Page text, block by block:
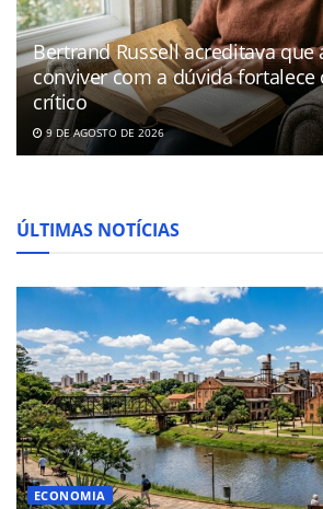
Bertrand Russell acreditava que
conviver com a dúvida
crítico
9 DE AGOSTO DE 2026
ÚLTIMAS NOTÍCIAS
ECONOMIA